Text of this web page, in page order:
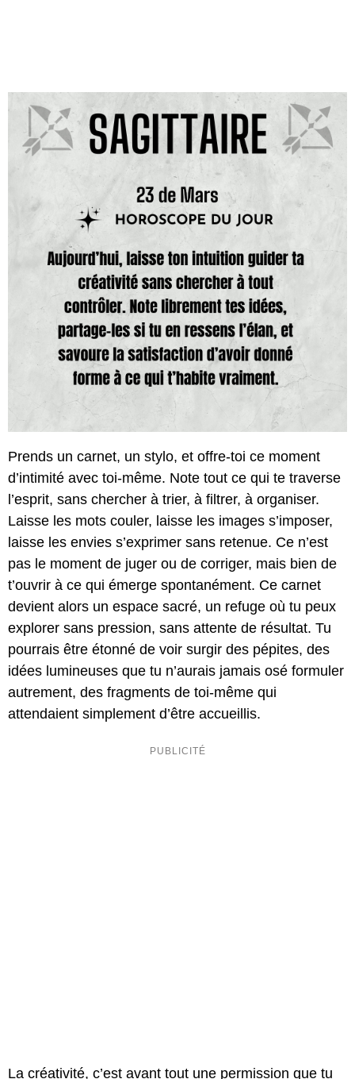
Prends un carnet, un stylo, et offre-toi ce moment
d’intimité avec toi-même. Note tout ce qui te traverse
l’esprit, sans chercher à trier, à filtrer, à organiser.
Laisse les mots couler, laisse les images s’imposer,
laisse les envies s’exprimer sans retenue. Ce n’est
pas le moment de juger ou de corriger, mais bien de
t’ouvrir à ce qui émerge spontanément. Ce carnet
devient alors un espace sacré, un refuge où tu peux
explorer sans pression, sans attente de résultat. Tu
pourrais être étonné de voir surgir des pépites, des
idées lumineuses que tu n’aurais jamais osé formuler
autrement, des fragments de toi-même qui
attendaient simplement d’être accueillis.
La créativité, c’est avant tout une permission que tu